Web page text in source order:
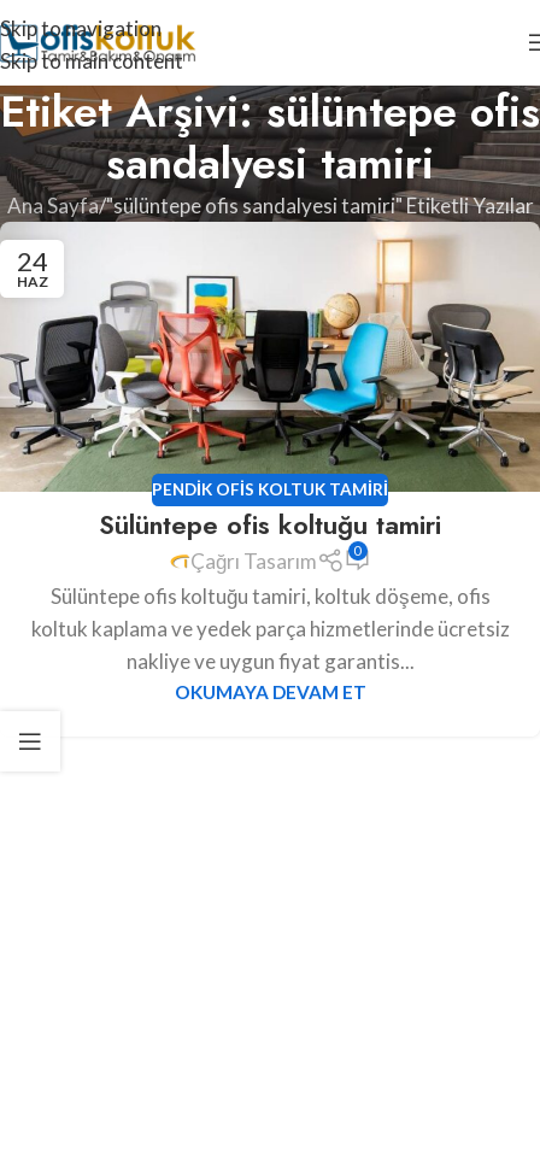
Skip to navigation
Skip to main content
Etiket Arşivi: sülüntepe ofis
sandalyesi tamiri
Ana Sayfa "sülüntepe ofis sandalyesi tamiri" Etiketli Yazılar
24
HAZ
PENDIK OFIS KOLTUK TAMIRI
Sülüntepe ofis koltuğu tamiri
Çağrı Tasarım 0
Sülüntepe ofis koltuğu tamiri, koltuk döşeme, ofis
koltuk kaplama ve yedek parça hizmetlerinde ücretsiz
nakliye ve uygun fiyat garantis...
OKUMAYA DEVAM ET